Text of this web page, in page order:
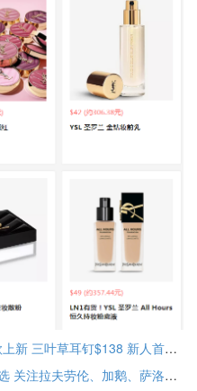
三叶草耳钉$138 新人首单8.5折
夫劳伦、加鹅、萨洛蒙等 限时7.5折